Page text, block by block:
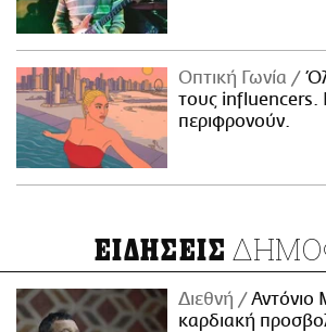
Οπτική Γωνία
τους influencers.
περιφρονούν.
ΕΙΔΗΣΕΙΣ
Διεθνή
Αντόνιο
καρδιακή